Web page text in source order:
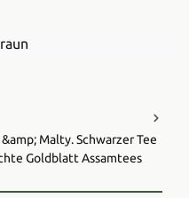
Malty. Schwarzer Tee
Goldblatt Assamtees